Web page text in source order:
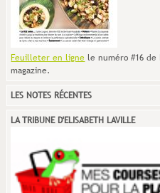
Feuilleter en ligne le numéro #16 de
magazine.
LES NOTES RÉCENTES
LA TRIBUNE D'ELISABETH LAVILLE